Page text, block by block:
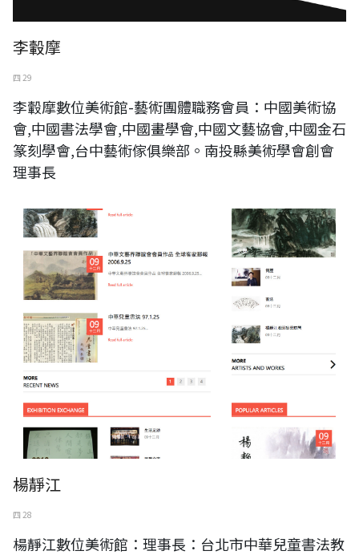
李轂摩
四 29
李轂摩數位美術館-藝術團體職務會員：中國美術協
會,中國書法學會,中國畫學會,中國文藝協會,中國金石
篆刻學會,台中藝術傢俱樂部。南投縣美術學會創會
理事長
楊靜江
四 28
楊靜江數位美術館：理事長：台北市中華兒童書法教